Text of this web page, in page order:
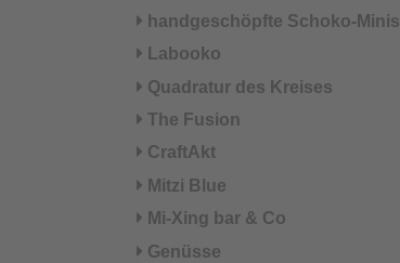
handgeschöpfte Schoko-Minis
Labooko
Quadratur des Kreises
The Fusion
CraftAkt
Mitzi Blue
Mi-Xing bar & Co
Genüsse